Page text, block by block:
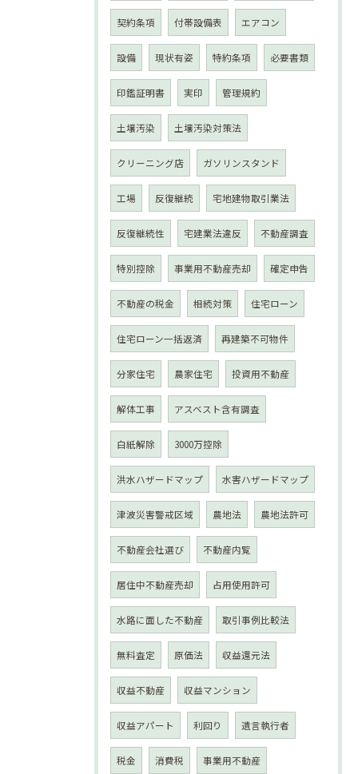
契約条項 付帯設備表 エアコン
設備 現状有姿 特約条項 必要書類
印鑑証明書 実印 管理規約
土壌汚染 土壌汚染対策法
クリーニング店 ガソリンスタンド
工場 反復継続 宅地建物取引業法
反復継続性 宅建業法違反 不動産調査
特別控除 事業用不動産売却 確定申告
不動産の税金 相続対策 住宅ローン
住宅ローン一括返済 再建築不可物件
分家住宅 農家住宅 投資用不動産
解体工事 アスベスト含有調査
白紙解除 3000万控除
洪水ハザードマップ 水害ハザードマップ
津波災害警戒区域 農地法 農地法許可
不動産会社選び 不動産内覧
居住中不動産売却 占用使用許可
水路に面した不動産 取引事例比較法
無料査定 原価法 収益還元法
収益不動産 収益マンション
収益アパート 利回り 遺言執行者
税金 消費税 事業用不動産